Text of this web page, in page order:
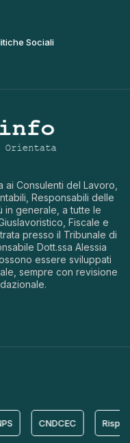
Sociali
Consulenti del Lavoro,
Responsabili delle
in generale, a tutte le
Fiscale e
presso il Tribunale di
Dott.ssa Alessia
essere sviluppati
sempre con revisione
CNDCEC Risposta